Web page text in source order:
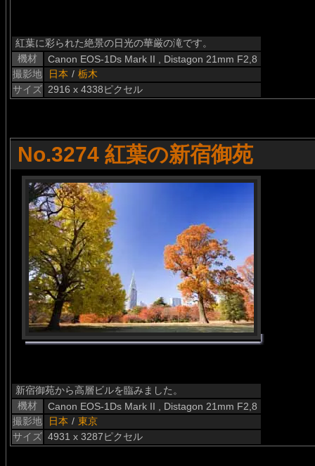
紅葉に彩られた絶景の日光の華厳の滝です。
機材
Canon EOS-1Ds Mark II , Distagon 21mm F2,8
撮影地
日本 / 栃木
サイズ 2916 x 4338ピクセル
No.3274 紅葉の新宿御苑
新宿御苑から高層ビルを臨みました。
機材
Canon EOS-1Ds Mark II , Distagon 21mm F2,8
撮影地
日本 / 東京
サイズ 4931 x 3287ピクセル